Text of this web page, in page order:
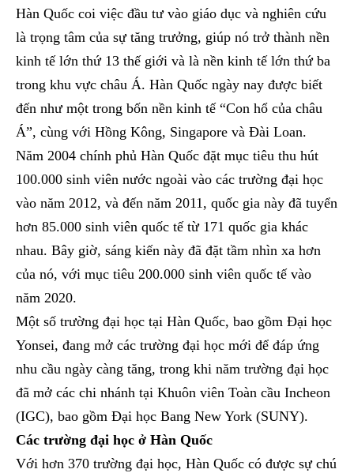
Hàn Quốc coi việc đầu tư vào giáo dục và nghiên cứu
là trọng tâm của sự tăng trưởng, giúp nó trở thành nền
kinh tế lớn thứ 13 thế giới và là nền kinh tế lớn thứ ba
trong khu vực châu Á. Hàn Quốc ngày nay được biết
đến như một trong bốn nền kinh tế “Con hổ của châu
Á”, cùng với Hồng Kông, Singapore và Đài Loan.
Năm 2004 chính phủ Hàn Quốc đặt mục tiêu thu hút
100.000 sinh viên nước ngoài vào các trường đại học
vào năm 2012, và đến năm 2011, quốc gia này đã tuyển
hơn 85.000 sinh viên quốc tế từ 171 quốc gia khác
nhau. Bây giờ, sáng kiến ​​này đã đặt tầm nhìn xa hơn
của nó, với mục tiêu 200.000 sinh viên quốc tế vào
năm 2020.
Một số trường đại học tại Hàn Quốc, bao gồm Đại học
Yonsei, đang mở các trường đại học mới để đáp ứng
nhu cầu ngày càng tăng, trong khi năm trường đại học
đã mở các chi nhánh tại Khuôn viên Toàn cầu Incheon
(IGC), bao gồm Đại học Bang New York (SUNY).
Các trường đại học ở Hàn Quốc
Với hơn 370 trường đại học, Hàn Quốc có được sự chú